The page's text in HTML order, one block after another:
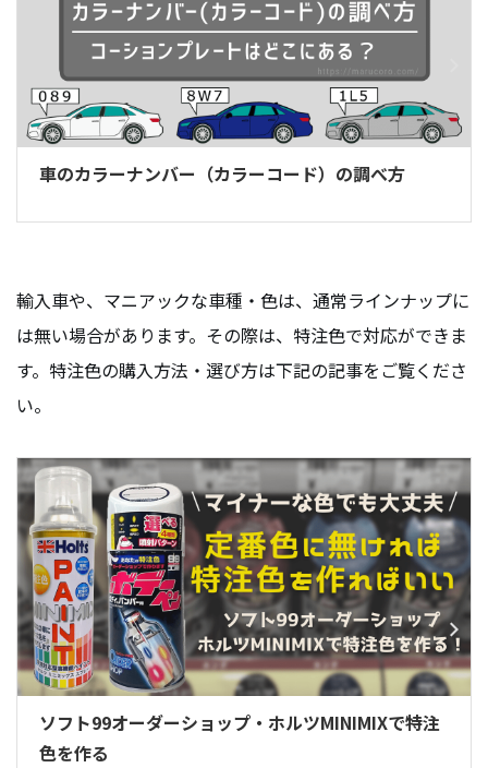
車のカラーナンバー（カラーコード）の調べ方
輸入車や、マニアックな車種・色は、通常ラインナップに
は無い場合があります。その際は、特注色で対応ができま
す。特注色の購入方法・選び方は下記の記事をご覧くださ
い。
ソフト99オーダーショップ・ホルツMINIMIXで特注
色を作る